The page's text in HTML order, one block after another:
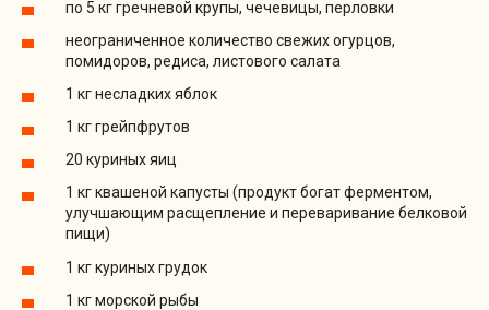
по 5 кг гречневой крупы, чечевицы, перловки
неограниченное количество свежих огурцов,
помидоров, редиса, листового салата
1 кг несладких яблок
1 кг грейпфрутов
20 куриных яиц
1 кг квашеной капусты (продукт богат ферментом,
улучшающим расщепление и переваривание белковой
пищи)
1 кг куриных грудок
1 кг морской рыбы